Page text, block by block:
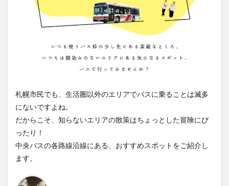
札幌市民でも、生活圏以外のエリアでバスに乗ることは滅多
にないですよね。
だからこそ、知らないエリアの散策はちょっとした冒険にぴ
ったり！
中央バスの各路線沿線にある、おすすめスポットをご紹介し
ます。